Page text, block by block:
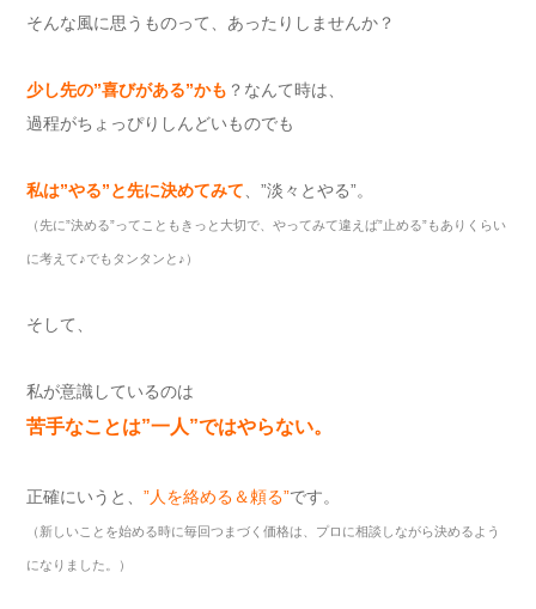
そんな風に思うものって、あったりしませんか？
少し先の”喜びがある”かも ？なんて時は、
過程がちょっぴりしんどいものでも
私は”やる”と先に決めてみて 、”淡々とやる”。
（先に”決める”ってこともきっと大切で、やってみて違えば”止める”もありくらい
に考えて♪でもタンタンと ♪ ）
そして、
私が意識しているのは
苦手なことは”一人”ではやらない。
正確にいうと、 ”人を絡める＆頼る”です。
（新しいことを始める時に毎回つまづく価格は、プロに相談しながら決めるよう
になりました。）